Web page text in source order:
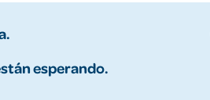
esperando.